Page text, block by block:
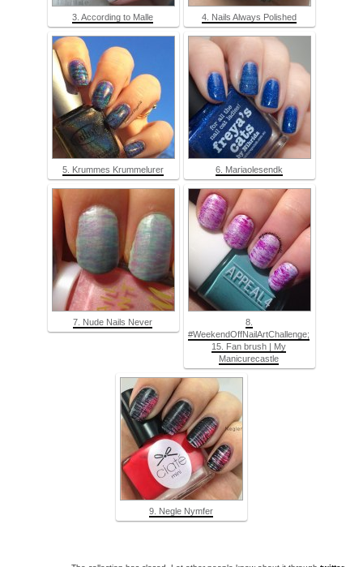
3. According to Malle 4. Nails Always Polished
5. Krummes Krummelurer 6. Mariaolesendk
7. Nude Nails Never
8.
#WeekendOffNailArtChallenge;
15. Fan brush | My
Manicurecastle
9. Negle Nymfer